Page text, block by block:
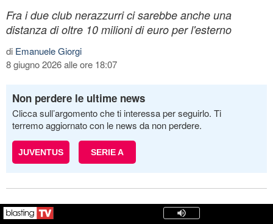
Fra i due club nerazzurri ci sarebbe anche una
distanza di oltre 10 milioni di euro per l'esterno
di Emanuele Giorgi
8 giugno 2026 alle ore 18:07
Non perdere le ultime news
Clicca sull’argomento che ti interessa per seguirlo. Ti
terremo aggiornato con le news da non perdere.
JUVENTUS SERIE A